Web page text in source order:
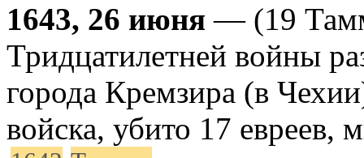
1643, 26 июня — (19
Тридцатилетней войны
города Кремзира (в
войска, убито 17 евреев,